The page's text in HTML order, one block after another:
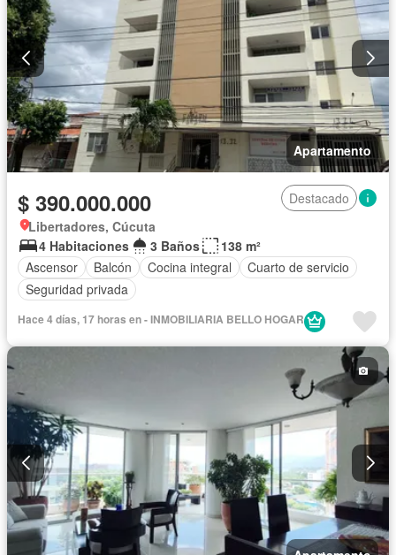
Apartamento
$ 390.000.000
Destacado
Libertadores, Cúcuta
4 Habitaciones
3 Baños
138 m²
Ascensor
Balcón Cocina integral
Cuarto de servicio
Seguridad privada
Hace 4 días, 17 horas en - INMOBILIARIA BELLO HOGAR